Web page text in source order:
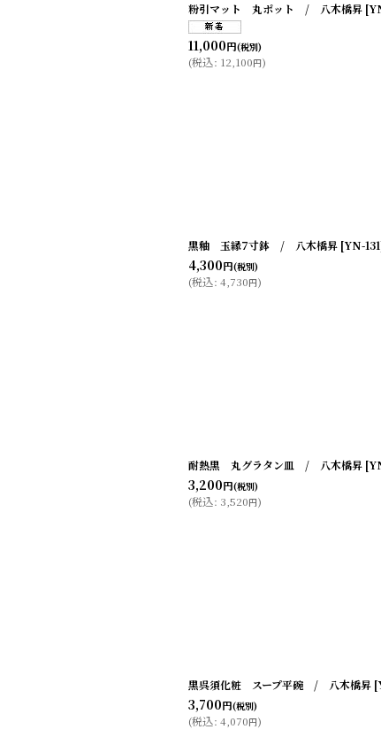
粉引マット 丸ポット / 八木橋昇 [
11,000円(税別)
(税込: 12,100円)
黒釉 玉縁7寸鉢 / 八木橋昇 [YN-131
4,300円(税別)
(税込: 4,730円)
耐熱黒 丸グラタン皿 / 八木橋昇 [
3,200円(税別)
(税込: 3,520円)
黒呉須化粧 スープ平碗 / 八木橋昇 [
3,700円(税別)
(税込: 4,070円)